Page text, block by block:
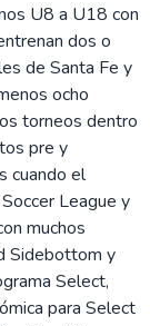
U8 a U18 con
dos o
de Santa Fe y
ocho
torneos dentro
pre y
cuando el
League y
muchos
Sidebottom y
Select,
para Select